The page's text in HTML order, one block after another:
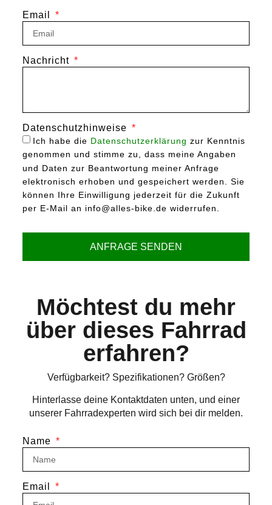
Email
Nachricht
Datenschutzhinweise
Ich habe die Datenschutzerklärung zur Kenntnis
genommen und stimme zu, dass meine Angaben
und Daten zur Beantwortung meiner Anfrage
elektronisch erhoben und gespeichert werden. Sie
können Ihre Einwilligung jederzeit für die Zukunft
per E-Mail an info@alles-bike.de widerrufen.
ANFRAGE SENDEN
Möchtest du mehr
über dieses Fahrrad
erfahren?
Verfügbarkeit? Spezifikationen? Größen?
Hinterlasse deine Kontaktdaten unten, und einer
unserer Fahrradexperten wird sich bei dir melden.
Name
Email